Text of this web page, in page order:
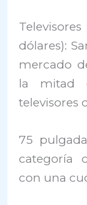
dólares):
mercado
la mitad
televisores
75
categoría
con una